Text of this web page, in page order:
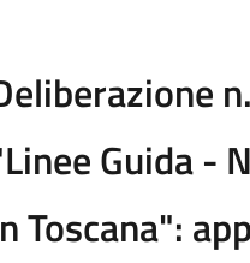
Guida -
Toscana":